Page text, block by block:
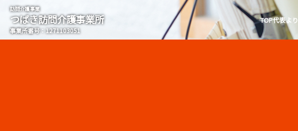
つばき訪問介護事業所 TOP代表より